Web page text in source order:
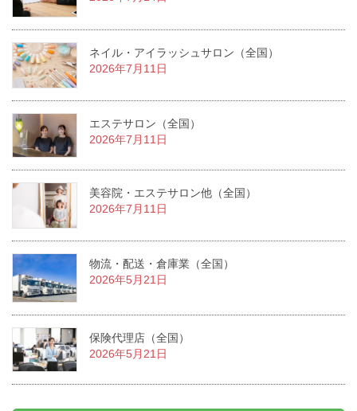
ネイル・アイラッシュサロン（全国）
2026年7月11日
エステサロン（全国）
2026年7月11日
美容院・エステサロン他（全国）
2026年7月11日
物流・配送・倉庫業（全国）
2026年5月21日
保険代理店（全国）
2026年5月21日